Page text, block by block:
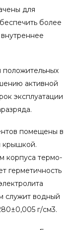
для
более
положительных
активной
эксплуатации
помещены в
крышкой.
корпуса термо-
герметичность
служит водный
г/см3.